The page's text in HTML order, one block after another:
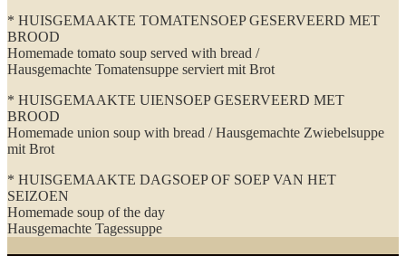
* HUISGEMAAKTE TOMATENSOEP GESERVEERD MET
BROOD
Homemade tomato soup served with bread /
Hausgemachte Tomatensuppe serviert mit Brot
* HUISGEMAAKTE UIENSOEP GESERVEERD MET
BROOD
Homemade union soup with bread / Hausgemachte Zwiebelsuppe
mit Brot
* HUISGEMAAKTE DAGSOEP OF SOEP VAN HET
SEIZOEN
Homemade soup of the day
Hausgemachte Tagessuppe